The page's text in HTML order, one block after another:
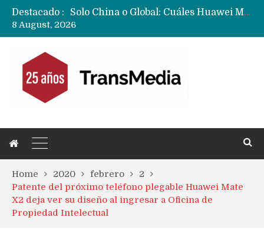
Destacado :
Data Centers de Huawei en Chile, México, Brasil,Perú y Argentina podrían verse afectados por arremetida de EE.UU
8 August, 2026
Home 2020 febrero
2
Patente del próximo teléfono plegable Huawei Mate
X2 deja ver su diseño al ingresar a Oficina de
Propiedad Intelectual